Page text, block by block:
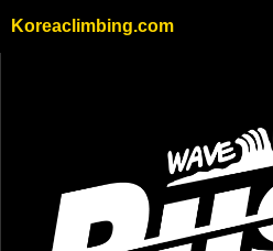
Koreaclimbing.com